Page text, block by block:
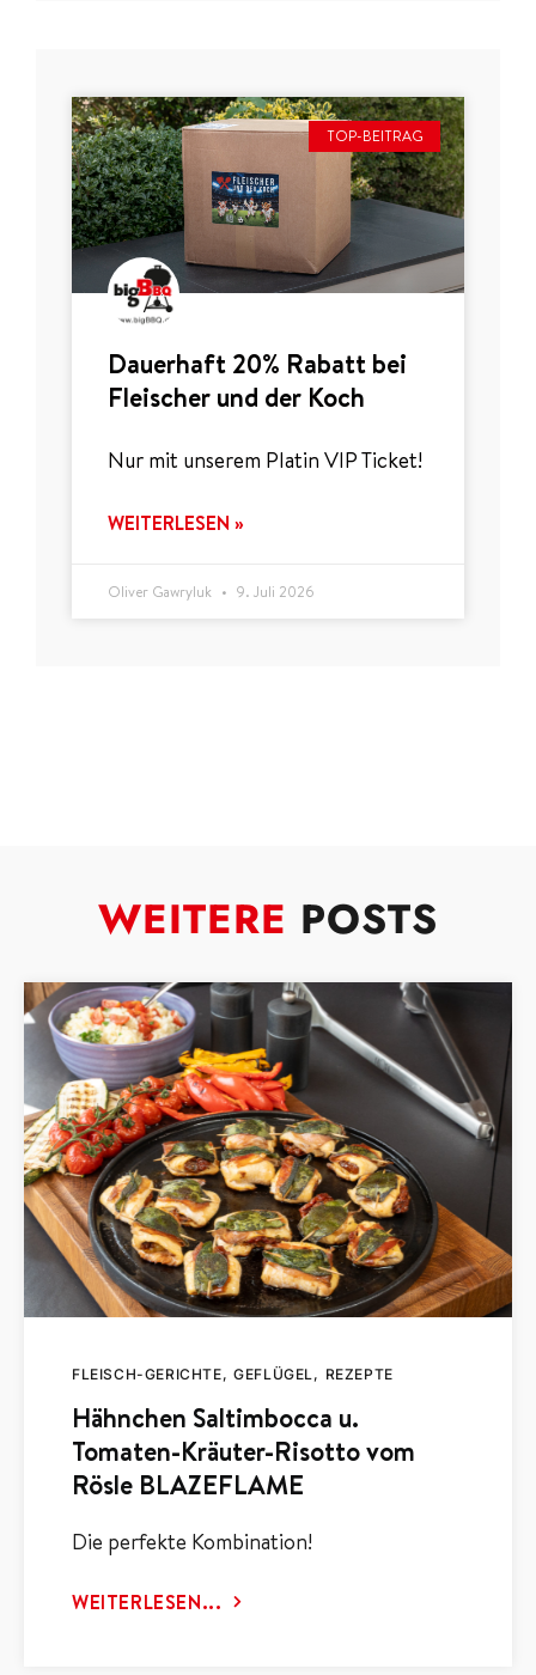
TOP-BEITRAG
Dauerhaft 20% Rabatt bei
Fleischer und der Koch
Nur mit unserem Platin VIP Ticket!
WEITERLESEN »
Oliver Gawryluk 9. Juli 2026
WEITERE POSTS
FLEISCH-GERICHTE GEFLÜGEL REZEPTE
Hähnchen Saltimbocca u.
Tomaten-Kräuter-Risotto vom
Rösle BLAZEFLAME
Die perfekte Kombination!
WEITERLESEN...